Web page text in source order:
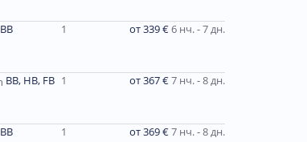
BB 1 от 339 €6 нч. - 7 дн.
BB, HB, FB 1 от 367 €7 нч. - 8 дн.
BB 1 от 369 €7 нч. - 8 дн.